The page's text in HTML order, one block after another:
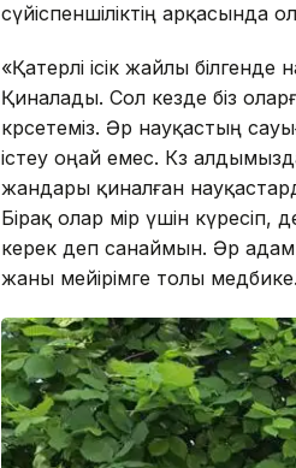
сүйіспеншіліктің арқасында
«Қатерлі ісік жайлы білгенде
Қиналады. Сол кезде біз
көрсетеміз. Әр науқастың
істеу оңай емес. Көз
жандары қиналған
Бірақ олар өмір үшін
керек деп санаймын. Әр адам
жаны мейірімге толы медбике.